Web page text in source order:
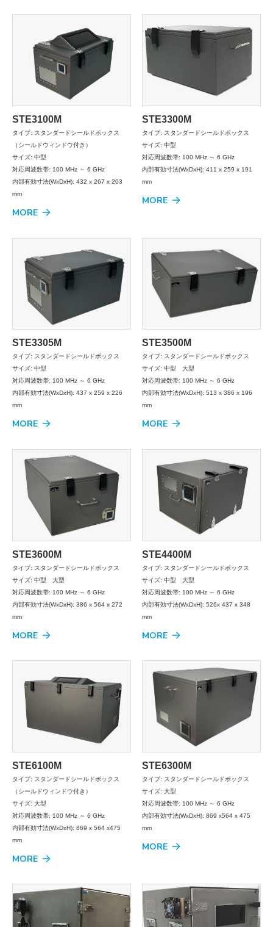
STE3100M
タイプ: スタンダードシールドボックス
（シールドウィンドウ付き）
サイズ: 中型
対応周波数帯: 100 MHz ～ 6 GHz
内部有効寸法(WxDxH): 432 x 267 x 203
mm
MORE
STE3300M
タイプ: スタンダードシールドボックス
サイズ: 中型
対応周波数帯: 100 MHz ～ 6 GHz
内部有効寸法(WxDxH): 411 x 259 x 191
mm
MORE
STE3305M
タイプ: スタンダードシールドボックス
サイズ: 中型
対応周波数帯: 100 MHz ～ 6 GHz
内部有効寸法(WxDxH): 437 x 259 x 226
mm
MORE
STE3500M
タイプ: スタンダードシールドボックス
サイズ: 中型 大型
対応周波数帯: 100 MHz ～ 6 GHz
内部有効寸法(WxDxH): 513 x 386 x 196
mm
MORE
STE3600M
タイプ: スタンダードシールドボックス
サイズ: 中型 大型
対応周波数帯: 100 MHz ～ 6 GHz
内部有効寸法(WxDxH): 386 x 564 x 272
mm
MORE
STE4400M
タイプ: スタンダードシールドボックス
サイズ: 中型 大型
対応周波数帯: 100 MHz ～ 6 GHz
内部有効寸法(WxDxH): 526x 437 x 348
mm
MORE
STE6100M
タイプ: スタンダードシールドボックス
（シールドウィンドウ付き）
サイズ: 大型
対応周波数帯: 100 MHz ～ 6 GHz
内部有効寸法(WxDxH): 869 x 564 x475
mm
MORE
STE6300M
タイプ: スタンダードシールドボックス
サイズ: 大型
対応周波数帯: 100 MHz ～ 6 GHz
内部有効寸法(WxDxH): 869 x564 x 475
mm
MORE